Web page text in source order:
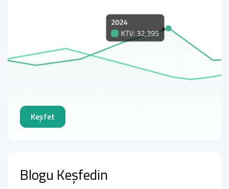
Keşfet
Blogu Keşfedin